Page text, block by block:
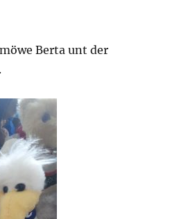
Berta unt der